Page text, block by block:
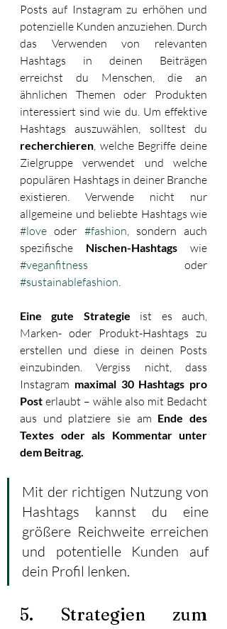
Posts auf Instagram zu erhöhen und
potenzielle Kunden anzuziehen. Durch
das Verwenden von relevanten
Hashtags in deinen Beiträgen
erreichst du Menschen, die an
ähnlichen Themen oder Produkten
interessiert sind wie du. Um effektive
recherchieren , welche Begriffe deine
Zielgruppe verwendet und welche
populären Hashtags in deiner Branche
existieren. Verwende nicht nur
#love oder #fashion , sondern auch
spezifische Nischen-Hashtags
#veganfitness
#sustainablefashion
Eine gute Strategie ist es auch,
Marken- oder Produkt-Hashtags zu
erstellen und diese in deinen Posts
einzubinden. Vergiss nicht, dass
Instagram maximal 30 Hashtags pro
Post erlaubt – wähle also mit Bedacht
aus und platziere sie am Ende des
Textes oder als Kommentar unter
dem Beitrag.
Mit der richtigen Nutzung von
Hashtags kannst du eine
größere Reichweite erreichen
und potentielle Kunden auf
dein Profil lenken.
5. Strategien zum